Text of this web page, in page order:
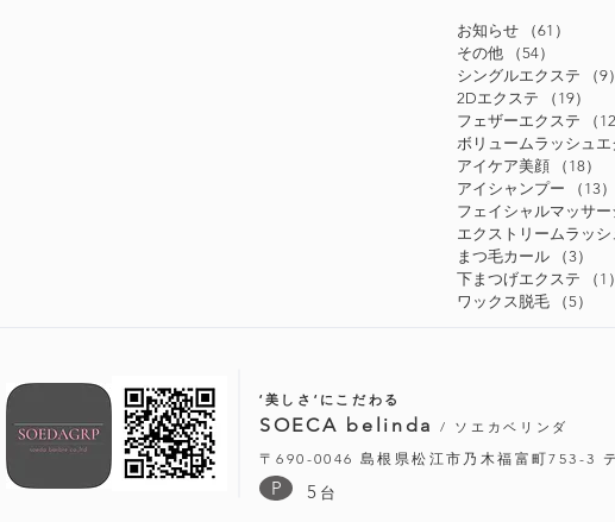
お知らせ （61）
その他
（54）
シングルエクステ
（9）
2Dエクステ
（19）
フェザーエクステ
（
ボリュームラッシュエ
アイケア美顔
（18）
アイシャンプー
（13）
フェイシャルマッサー
エクストリームラッシ
まつ毛カール
（3）
下まつげエクステ
（1）
ワックス脱毛
（5）
‘美しさ‘にこだわる
SOECA belinda / ソエカベリンダ
〒690-0046 島根県松江市乃木福富町753-3
P 5 台